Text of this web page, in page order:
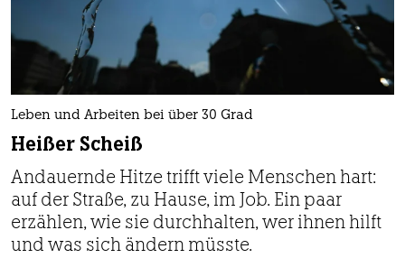
wahrheit
verlag
verlag
veranstaltungen
shop
Leben und Arbeiten bei über 30 Grad
Heißer Scheiß
Andauernde Hitze trifft viele Menschen hart:
auf der Straße, zu Hause, im Job. Ein paar
erzählen, wie sie durchhalten, wer ihnen hilft
und was sich ändern müsste.